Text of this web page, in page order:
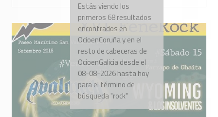
Estás viendo los
primeros 68 resultados
encontrados en
OcioenCoruña y en el
resto de cabeceras de
OcioenGalicia desde el
08-08-2026 hasta hoy
para el término de
búsqueda "rock"